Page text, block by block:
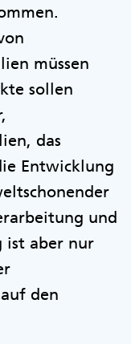
müssen
sollen
das
Entwicklung
und
ist aber nur
den